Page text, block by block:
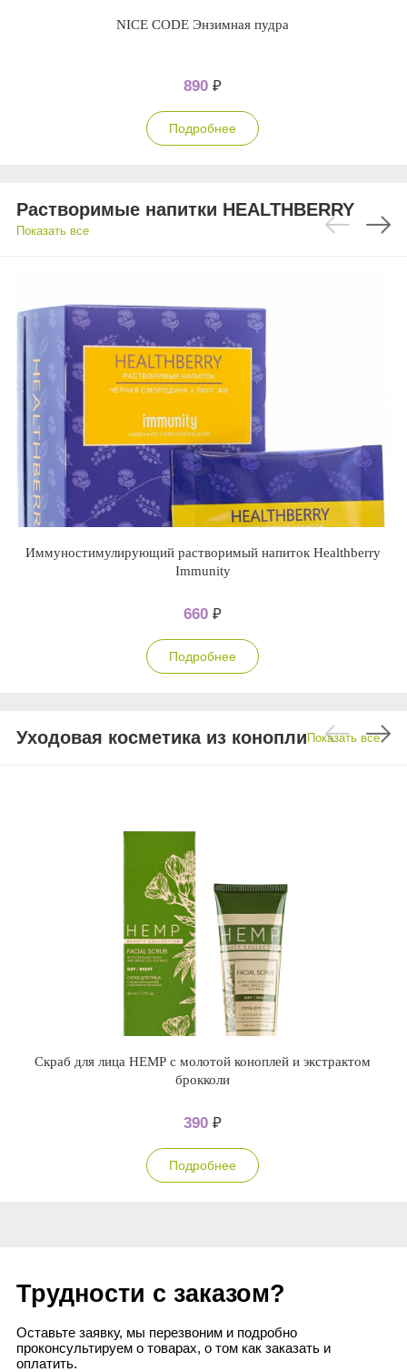
NICE CODE Энзимная пудра
890 ₽
Подробнее
Растворимые напитки HEALTHBERRY
Показать все
Иммуностимулирующий растворимый напиток Healthberry
Immunity
660 ₽
Подробнее
Уходовая косметика из конопли Показать все
Скраб для лица НЕМР с молотой коноплей и экстрактом
брокколи
390 ₽
Подробнее
Трудности с заказом?
Оставьте заявку, мы перезвоним и подробно
проконсультируем о товарах, о том как заказать и
оплатить.